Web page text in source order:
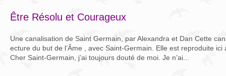
Être Résolu et Courageux
Une canalisation de Saint Germain, par Alexandra et Dan Cette
ecture du but de l’Âme , avec Saint-Germain. Elle est reproduite ici
Cher Saint-Germain, j’ai toujours douté de moi. Je n’ai...